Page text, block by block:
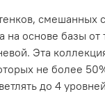
смешанных
на основе базы от
Эта
не более
до 4